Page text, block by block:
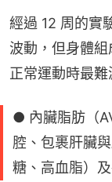
經過 12 周的實
波動，但身體
正常運動時最難
● 內臟脂肪（
腔、包裹肝臟
糖、高血脂）